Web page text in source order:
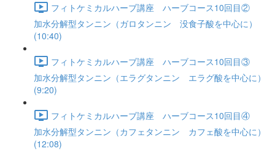
フィトケミカルハーブ講座 ハーブコース10回目②
加水分解型タンニン（ガロタンニン 没食子酸を中心に）
(10:40)
フィトケミカルハーブ講座 ハーブコース10回目③
加水分解型タンニン（エラグタンニン エラグ酸を中心に）
(9:20)
フィトケミカルハーブ講座 ハーブコース10回目④
加水分解型タンニン（カフェタンニン カフェ酸を中心に）
(12:08)